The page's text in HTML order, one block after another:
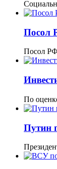
Посол
Посол РФ
По
Путин